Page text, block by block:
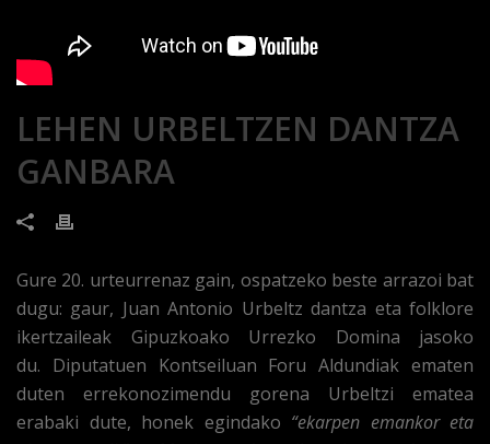
LEHEN URBELTZEN DANTZA
GANBARA
Gure 20. urteurrenaz gain, ospatzeko beste arrazoi bat
dugu: gaur, Juan Antonio Urbeltz dantza eta folklore
ikertzaileak Gipuzkoako Urrezko Domina jasoko
du. Diputatuen Kontseiluan Foru Aldundiak ematen
duten errekonozimendu gorena Urbeltzi ematea
erabaki dute, honek egindako “ekarpen emankor eta